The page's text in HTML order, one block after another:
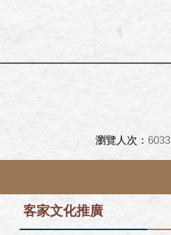
瀏覽人次： 6033
客家文化推廣